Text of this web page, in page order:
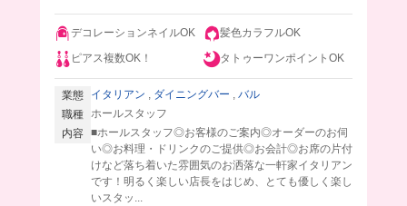
デコレーションネイルOK
髪色カラフルOK
ピアス複数OK！
タトゥーワンポイントOK
業態 イタリアン , ダイニングバー , バル
職種 ホールスタッフ
内容 ■ホールスタッフ◎お客様のご案内◎オーダーのお伺
い◎お料理・ドリンクのご提供◎お会計◎お席の片付
けなど落ち着いた雰囲気のお洒落な一軒家イタリアン
です！明るく楽しい店長をはじめ、とても優しく楽し
いスタッ...